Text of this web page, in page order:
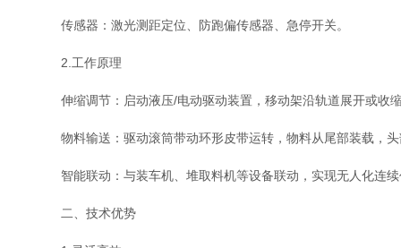
​​传感器​​：激光测距定位、防跑偏传感器、急停开关。
2.​​工作原理​​
伸缩调节​​：启动液压/电动驱动装置，移动架沿轨道展开或收
物料输送​​：驱动滚筒带动环形皮带运转，物料从尾部装载，头
智能联动​​：与装车机、堆取料机等设备联动，实现无人化连续
二、技术优势